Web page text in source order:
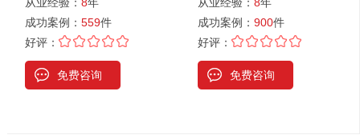
从业经验： 8年
成功案例： 559件
好评：
免费咨询
从业经验： 8年
成功案例： 900件
好评：
免费咨询